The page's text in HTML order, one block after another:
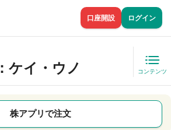
口座開設 ログイン
：ケイ・ウノ コンテンツ
株アプリで注文